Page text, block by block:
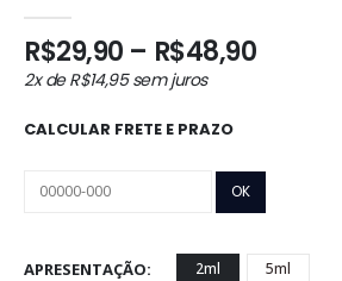
R$29,90 – R$48,90Faixa
R$48,90
2x deR$14,95sem juros
CALCULAR FRETE E PRAZO
APRESENTAÇÃO 2ml 5ml